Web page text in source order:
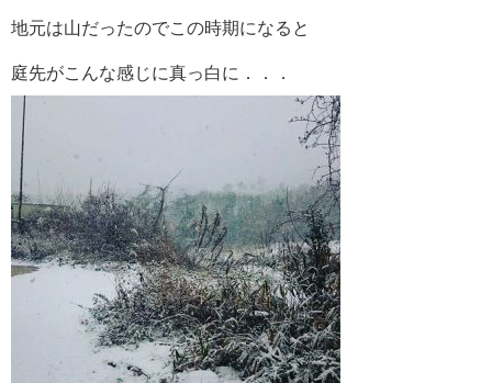
地元は山だったのでこの時期になると
庭先がこんな感じに真っ白に．．．